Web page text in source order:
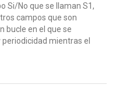
Si/No que se llaman S1,
campos que son
bucle en el que se
mientras el